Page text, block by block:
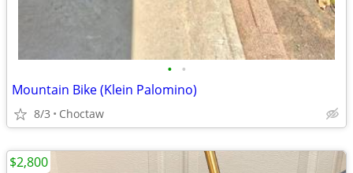
• •
Mountain Bike (Klein Palomino)
8/3 Choctaw
$2,800